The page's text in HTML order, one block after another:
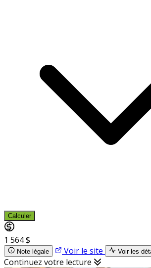
Calculer
1 564 $
Note légale Voir le site Voir les
Continuez votre lecture